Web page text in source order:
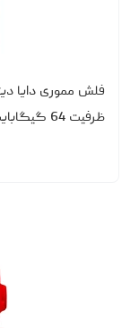
ظرفیت 64 گیگابایت